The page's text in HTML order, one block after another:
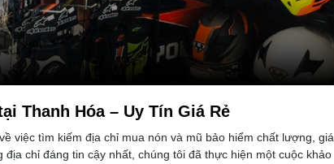
Thanh Hóa – Uy Tín Giá Rẻ
việc tìm kiếm địa chỉ mua nón và mũ bảo hiểm chất lượng, giá
chỉ đáng tin cậy nhất, chúng tôi đã thực hiện một cuộc khảo